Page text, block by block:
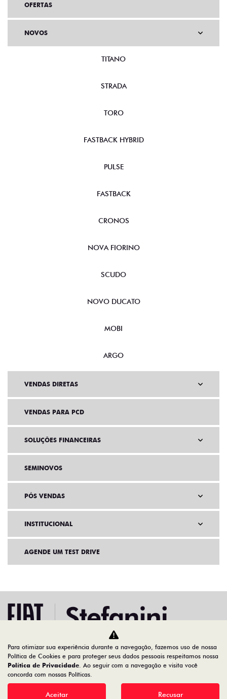
OFERTAS
NOVOS
TITANO
STRADA
TORO
FASTBACK HYBRID
PULSE
FASTBACK
CRONOS
NOVA FIORINO
SCUDO
NOVO DUCATO
MOBI
ARGO
VENDAS DIRETAS
VENDAS PARA PCD
SOLUÇÕES FINANCEIRAS
SEMINOVOS
PÓS VENDAS
INSTITUCIONAL
AGENDE UM TEST DRIVE
Home Ofertas
Desacelere. Seu bem maior é a vida.
Para otimizar sua experiência durante a navegação, fazemos uso de nossa
Política de Cookies e para proteger seus dados pessoais respeitamos nossa
Política de Privacidade. Ao seguir com a navegação e visita você
concorda com nossas Políticas.
Aceitar Recusar